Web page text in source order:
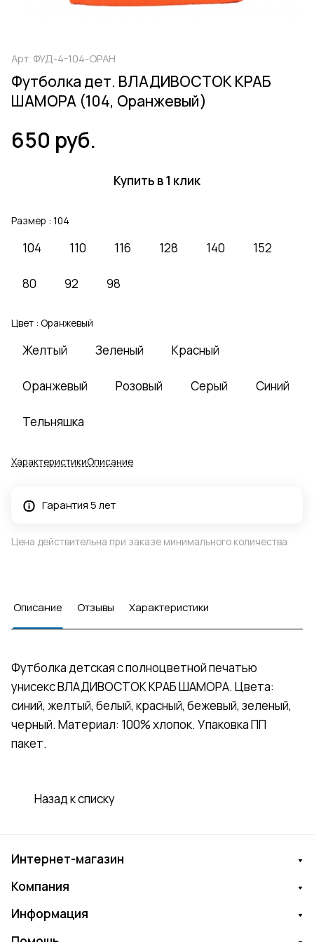
Арт. ФУД-4-104-ОРАН
Футболка дет. ВЛАДИВОСТОК КРАБ
ШАМОРА (104, Оранжевый)
650 руб.
Купить в 1 клик
Размер : 104
104 110 116 128 140 152
80 92 98
Цвет : Оранжевый
Желтый Зеленый Красный
Оранжевый Розовый Серый Синий
Тельняшка
ХарактеристикиОписание
Гарантия 5 лет
Цена действительна при заказе минимального количества
Описание Отзывы Характеристики
Футболка детская с полноцветной печатью
унисекс ВЛАДИВОСТОК КРАБ ШАМОРА. Цвета:
синий, желтый, белый, красный, бежевый, зеленый,
черный. Материал: 100% хлопок. Упаковка ПП
пакет.
Назад к списку
Интернет-магазин
Компания
Информация